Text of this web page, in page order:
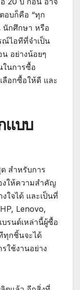
อบก็คือ “ทุก
นักศึกษา หรือ
ไอทีที่จำเป็น
อย่างน้อยๆ
ในการซื้อ
อกซื้อให้ดี และ
แบบ
สำหรับการ
งให้ความสำคัญ
ใจได้ และเป็นที่
Lenovo,
รนด์เหล่านี้ผู้ซื้อ
ทุกชิ้นจะได้
ใช้งานอย่าง